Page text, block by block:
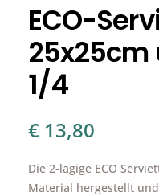
ECO-
1/4
€ 13,80
Die 2-lagige ECO
Material hergestellt